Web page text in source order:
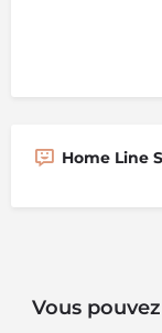
Home Line
Vous